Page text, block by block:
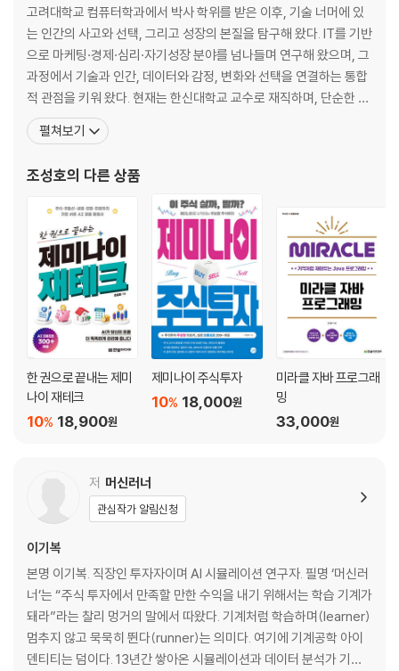
AI가 추천한 주식, 정말 믿어도 될까? | 이미 산 주식, AI에 보여주기 | 나는
어떤 투자자가 될 것인가?
4장. AI 펀드매니저 고용하기: 어시스턴트 AI
클로드 인 크롬과 포트폴리오 점검하기 | 클로드 코워크와 1인 투자 하우스
세우기
5장. AI로 실시하는 기업 건강검진
주식 투자를 위한 최소한의 재무제표 | 돈이 되는 일곱 가지 황금지표 | AI-
랩으로 기업 평가하기 | 소형주 효과는 지금도 유효한가?
6장. 투자 아이디어를 데이터 분석으로 검증한다
AI 데이터 분석가 | AI 노코드 준비하기 | 확률로 풀어보는 주식시장의 본
질 | AI 노코드 실전 투자 전략 백테스트
7장. AI 애널리스트 고용하기: 딥리서치
AI 애널리스트 | 좋은 질문 vs 나쁜 질문 | 4대 AI 딥리서치 성능 비교 | 좋
은 질문이 딥리서치를 만나면
8장. AI 워런 버핏 멘토 만들기
투자 대가와 24시간 대화하는 방법 | AI 투자 멘토를 만드는 4단계 | 맞춤
형 GPTs를 증강하는 방법
9장. 그 누구에게도 맡길 수 없는 안전마진
틀릴 때를 대비하기 위한 안전마진 | 투자 수익률을 지키는 체크리스트 |
안전마진 체크리스트 GPTs 만들기 | AI는 주식의 가치를 범위로 추정한
고려대학교 컴퓨터학과에서 박사 학위를 받은 이후, 기술 너머에 있
는 인간의 사고와 선택, 그리고 성장의 본질을 탐구해 왔다. IT를 기반
으로 마케팅·경제·심리·자기성장 분야를 넘나들며 연구해 왔으며, 그
과정에서 기술과 인간, 데이터와 감정, 변화와 선택을 연결하는 통합
적 관점을 키워 왔다. 현재는 한신대학교 교수로 재직하며, 단순한 지
식 전달을 넘어 스스로 질문하고 세상을 해석하는 힘을 기르는 교육
에 가치를 두고 있다. 주요 저서로는 『제미나이 주식투자』(길벗, 202
어 프로그래밍 입문』(이지
펼쳐보기
조성호의 다른 상품
한 권으로 끝내는 제미
나이 재테크
18,900원
10%
제미나이 주식투자
18,000원
10%
미라클 자바 프로그래
밍
33,000원
저 머신러너
관심작가 알림신청
이기복
본명 이기복. 직장인 투자자이며 AI 시뮬레이션 연구자. 필명 ‘머신러
너’는 “주식 투자에서 만족할 만한 수익을 내기 위해서는 학습 기계가
돼라”라는 찰리 멍거의 말에서 따왔다. 기계처럼 학습하며(learner)
멈추지 않고 묵묵히 뛴다(runner)는 의미다. 여기에 기계공학 아이
덴티티는 덤이다. 13년간 쌓아온 시뮬레이션과 데이터 분석가 기질